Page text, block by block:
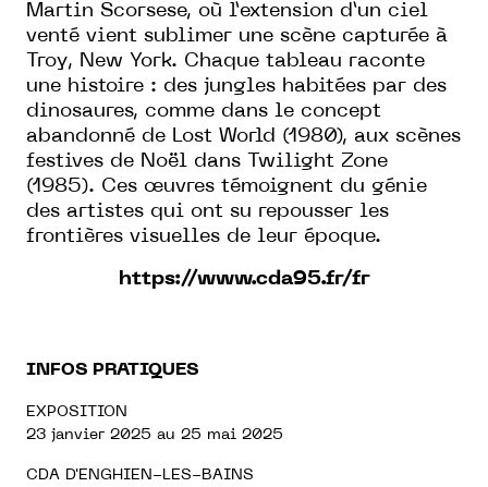
Martin Scorsese, où l’extension d’un ciel
venté vient sublimer une scène capturée à
Troy, New York. Chaque tableau raconte
une histoire : des jungles habitées par des
dinosaures, comme dans le concept
abandonné de Lost World (1980), aux scènes
festives de Noël dans Twilight Zone
(1985). Ces œuvres témoignent du génie
des artistes qui ont su repousser les
frontières visuelles de leur époque.
https://www.cda95.fr/fr
INFOS PRATIQUES
EXPOSITION
23 janvier 2025 au 25 mai 2025
CDA D'ENGHIEN-LES-BAINS